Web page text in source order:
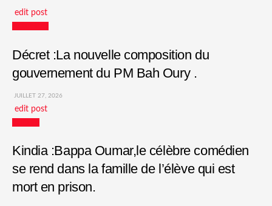
edit post
Décret :La nouvelle composition du
gouvernement du PM Bah Oury .
JUILLET 27, 2026
edit post
Kindia :Bappa Oumar,le célèbre comédien
se rend dans la famille de l’élève qui est
mort en prison.